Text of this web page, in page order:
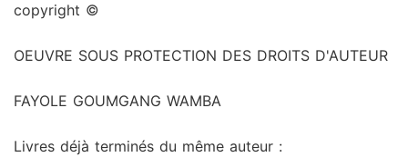
copyright ©
OEUVRE SOUS PROTECTION DES DROITS D'AUTEUR
FAYOLE GOUMGANG WAMBA
Livres déjà terminés du même auteur :